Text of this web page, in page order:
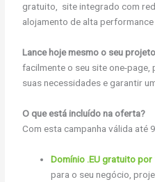
gratuito, site integrado com
alojamento de alta performance
Lance hoje mesmo o seu
facilmente o seu site one-
suas necessidades e garantir
O que está incluído na oferta?
Com esta campanha válida até
Domínio .EU gratuito por
para o seu negócio,